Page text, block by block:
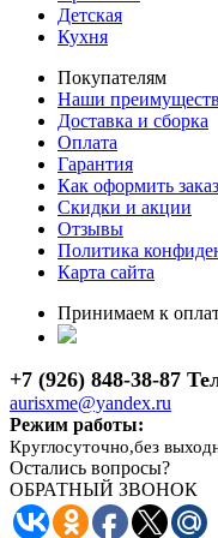
Детская
Кухня
Покупателям
Наши
Доставка и сборка
Оплата
Гарантия
Как оформить заказ
Скидки и акции
Отзывы
Политика
Карта сайта
Принимаем к
+7 (926) 848-38-87
aurisxme@yandex.ru
Режим работы:
Круглосуточно,без
Остались вопросы?
ОБРАТНЫЙ ЗВОНОК